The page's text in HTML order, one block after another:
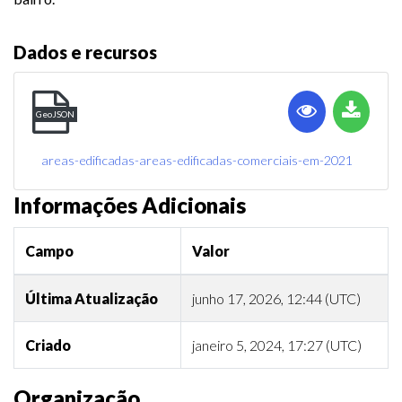
Dados e recursos
GeoJSON
areas-edificadas-areas-edificadas-comerciais-em-2021
Informações Adicionais
Campo Valor
Última Atualização junho 17, 2026, 12:44 (UTC)
Criado janeiro 5, 2024, 17:27 (UTC)